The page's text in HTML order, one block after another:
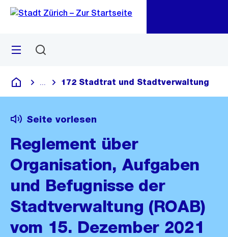
Navigation
Sprunglink
Menü
Deutsch
Blende alle Breadcrumbs ein
172 Stadtrat und Stadtverwaltung
Seite vorlesen
Reglement über
Organisation, Aufgaben
und Befugnisse der
Stadtverwaltung (ROAB)
vom 15. Dezember 2021